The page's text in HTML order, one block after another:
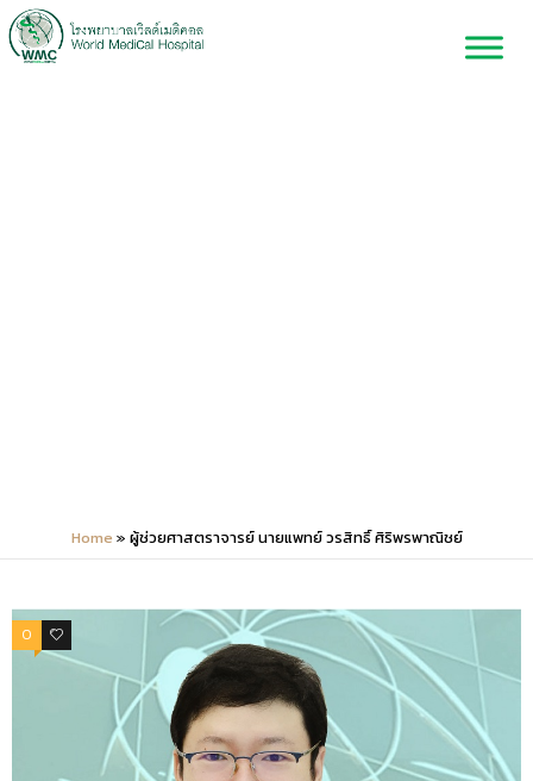
Home » ผู้ช่วยศาสตราจารย์ นายแพทย์ วรสิทธิ์ ศิริพรพาณิชย์
0 0